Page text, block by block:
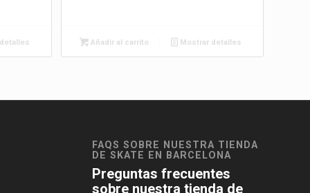
Añadir al carrito Mostrar detalles
FAQS SOBRE NUESTRA TIENDA
DE SKATE EN BARCELONA
Preguntas frecuentes
sobre nuestra tienda de